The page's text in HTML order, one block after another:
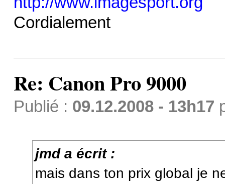
Cordialement
Re: Canon Pro 9000
Publié : 09.12.2008 - 13h17
jmd a écrit :
mais dans ton prix global je